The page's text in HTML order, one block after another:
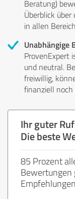
Beratung)
Überblick
in allen
Unabhängige
ProvenExpert
und neutral.
freiwillig,
finanziell noch
Ihr guter
Die beste
85 Prozent
Bewertungen